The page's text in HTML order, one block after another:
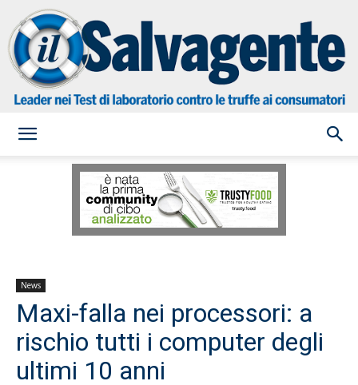
Salvagente
News
Maxi-falla nei processori: a
rischio tutti i computer degli
ultimi 10 anni